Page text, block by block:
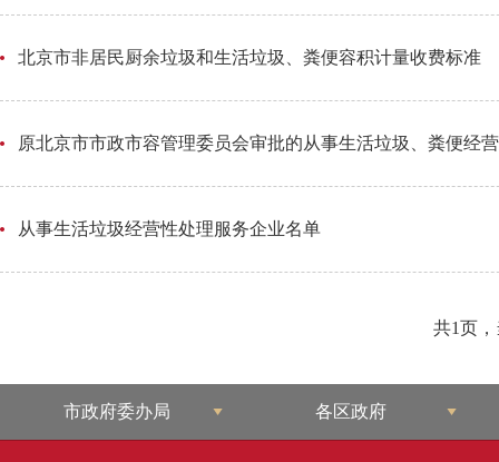
北京市非居民厨余垃圾和生活垃圾、粪便容积计量收费标准
原北京市市政市容管理委员会审批的从事生活垃圾、粪便经
从事生活垃圾经营性处理服务企业名单
共1页
市政府委办局 各区政府